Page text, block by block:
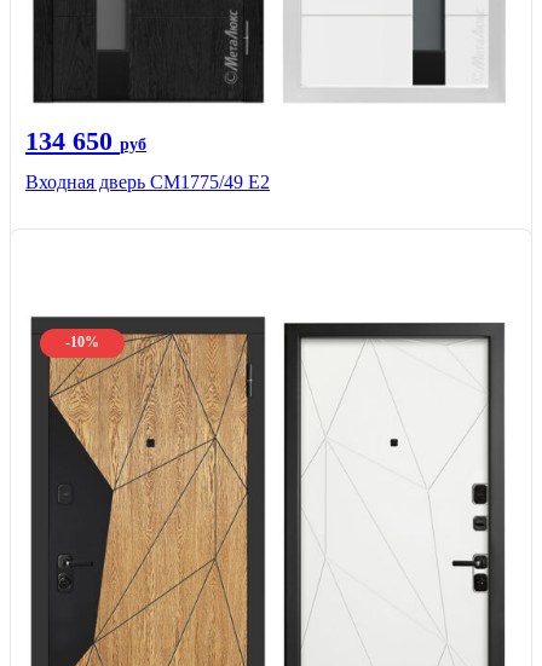
134 650 руб
Входная дверь СМ1775/49 Е2
-10%